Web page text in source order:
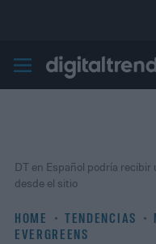
Digital
HOME TENDENCIAS
EVERGREENS
DT en Español podría
desde el sitio